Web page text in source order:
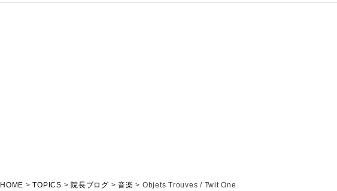
HOME >TOPICS > 院長ブログ > 音楽 > Objets Trouves / Twit One